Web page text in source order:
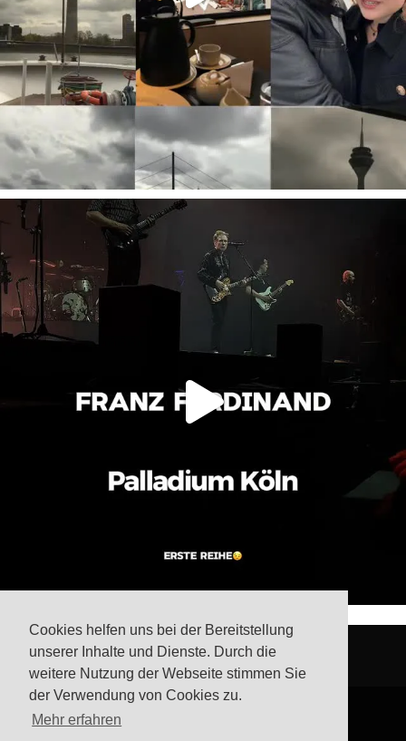
Cookies helfen uns bei der Bereitstellung
unserer Inhalte und Dienste. Durch die
weitere Nutzung der Webseite stimmen Sie
der Verwendung von Cookies zu.
Mehr erfahren